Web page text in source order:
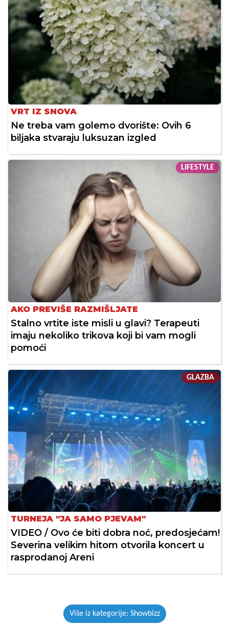
VRT IZ SNOVA
Ne treba vam golemo dvorište: Ovih 6
biljaka stvaraju luksuzan izgled
LIFESTYLE
AKO PREVIŠE RAZMIŠLJATE
Stalno vrtite iste misli u glavi? Terapeuti
imaju nekoliko trikova koji bi vam mogli
pomoći
GLAZBA
TURNEJA "JA SAMO PJEVAM"
VIDEO / Ovo će biti dobra noć, predosjećam!
Severina velikim hitom otvorila koncert u
rasprodanoj Areni
Više iz kategorije: Showbizz